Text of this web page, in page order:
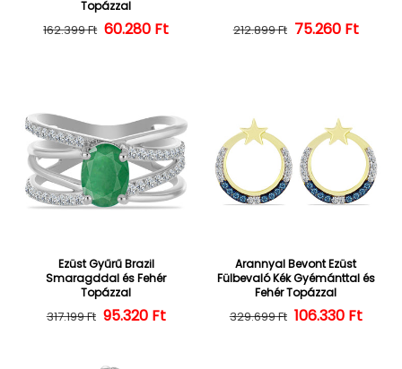
Topázzal
Normál ár
162.399 Ft Kedvezményes ár
60.280 Ft Normál ár
212.899 Ft 75.260 Ft
Ezüst Gyűrű Brazil
Smaragddal és Fehér
Topázzal
Normál ár
317.199 Ft Kedvezményes ár
95.320 Ft
Arannyal Bevont Ezüst
Fülbevaló Kék Gyémánttal és
Fehér Topázzal
Normál ár
329.699 Ft 106.330 Ft